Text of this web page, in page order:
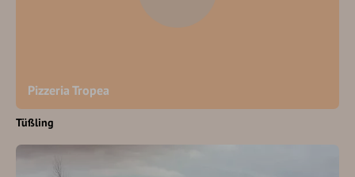
Pizzeria Tropea
Tüßling